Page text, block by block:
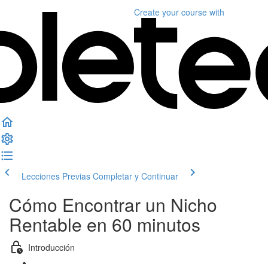
Create your course with
Lecciones Previas Completar y Continuar
Cómo Encontrar un Nicho
Rentable en 60 minutos
Introducción